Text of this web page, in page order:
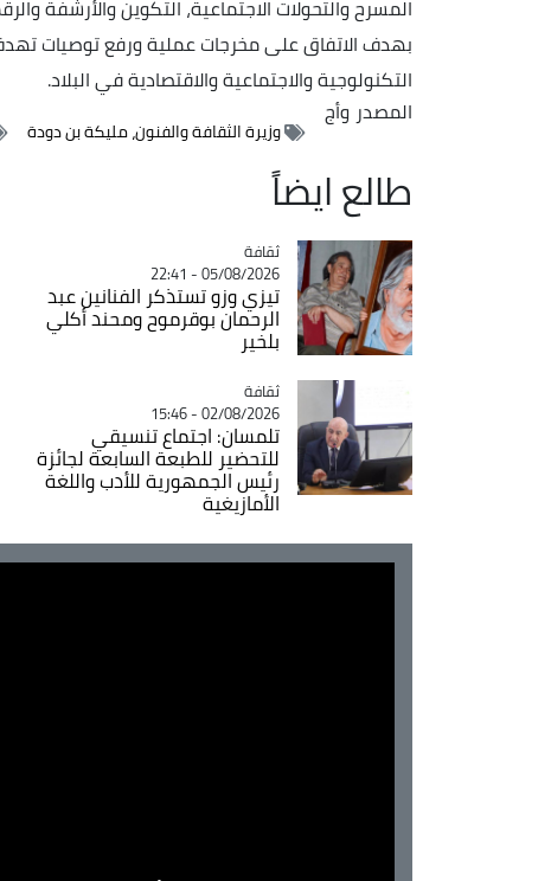
المسرح والتحولات الاجتماعية، التكوين والأرشفة
بهدف الاتفاق على مخرجات عملية ورفع توصيات
التكنولوجية والاجتماعية والاقتصادية في البلاد.
المصدر وأج
وزيرة الثقافة والفنون، مليكة بن دودة
طالع ايضاً
Catégorie
ثقافة
05/08/2026 - 22:41
تيزي وزو تستذكر الفنانين عبد
الرحمان بوقرموح ومحند أكلي
بلخير
Catégorie
ثقافة
02/08/2026 - 15:46
تلمسان: اجتماع تنسيقي
للتحضير للطبعة السابعة لجائزة
رئيس الجمهورية للأدب واللغة
الأمازيغية